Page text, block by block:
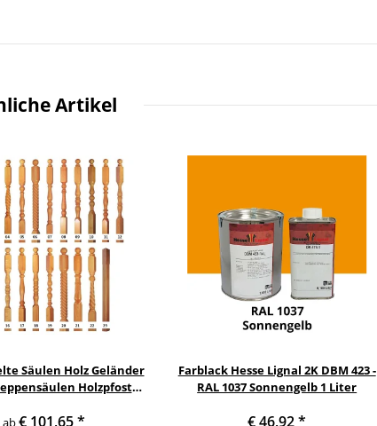
Artikel
Säulen Holz Geländer
Holzpfosten
ab€ 101,65*
Farblack Hesse Lignal 2K DBM 423 -
RAL 1037 Sonnengelb 1 Liter
€ 46,92*